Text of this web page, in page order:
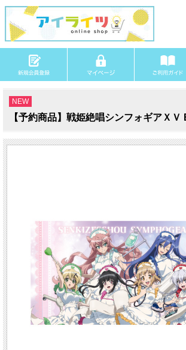
NEW
【予約商品】戦姫絶唱シンフォギアＸＶ